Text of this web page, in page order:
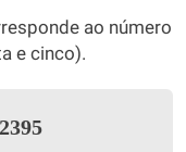
ao número
e cinco).